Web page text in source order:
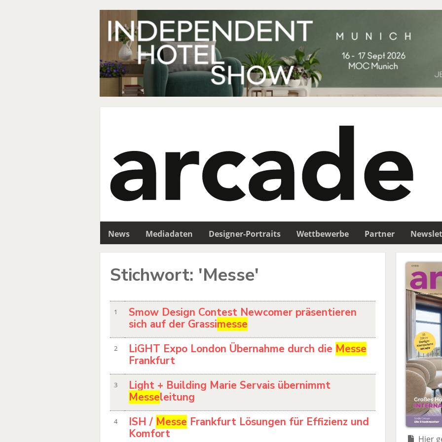
News Mediadaten Designer-Portraits Wettbewerbe Partner
Stichwort: 'Messe'
1
Smow Design Contest Newcomer präsentieren
sich auf der Grassimesse
2 LiGHT Expo London Übernahme durch die Messe
Frankfurt
3
Light + Building Marie Servais übernimmt
Messeleitung
4 ISH / Messe Frankfurt Lösungen für Effizienz und
Komfort
Hier